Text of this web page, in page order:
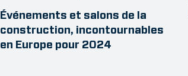
Événements et salons de la
construction, incontournables
en Europe pour 2024